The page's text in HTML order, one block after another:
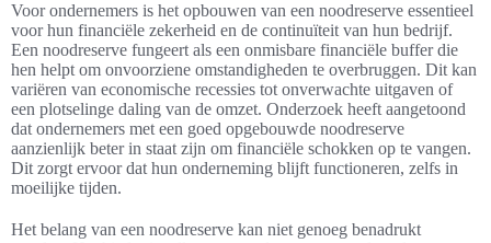
Voor ondernemers is het opbouwen van een noodreserve essentieel
voor hun financiële zekerheid en de continuïteit van hun bedrijf.
Een noodreserve fungeert als een onmisbare financiële buffer die
hen helpt om onvoorziene omstandigheden te overbruggen. Dit kan
variëren van economische recessies tot onverwachte uitgaven of
een plotselinge daling van de omzet. Onderzoek heeft aangetoond
dat ondernemers met een goed opgebouwde noodreserve
aanzienlijk beter in staat zijn om financiële schokken op te vangen.
Dit zorgt ervoor dat hun onderneming blijft functioneren, zelfs in
moeilijke tijden.
Het belang van een noodreserve kan niet genoeg benadrukt